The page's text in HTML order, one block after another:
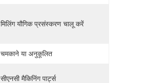
मिलिंग यौगिक प्रसंस्करण चालू करें
चमकाने या अनुकूलित
सीएनसी मैकिनिंग पार्ट्स